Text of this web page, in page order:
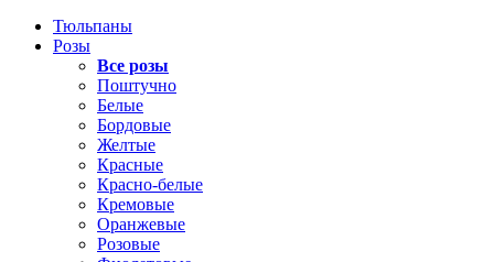
Тюльпаны
Розы
Все розы
Поштучно
Белые
Бордовые
Желтые
Красные
Красно-белые
Кремовые
Оранжевые
Розовые